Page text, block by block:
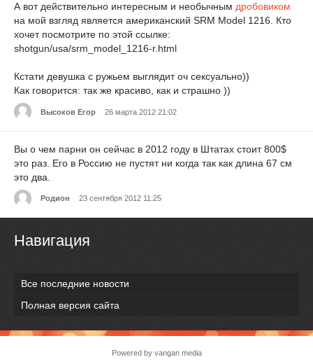
А вот действительно интересным и необычным дробовиком
на мой взгляд является американский SRM Model 1216. Кто
хочет посмотрите по этой ссылке:
shotgun/usa/srm_model_1216-r.html
Кстати девушка с ружьем выглядит оч сексуально))
Как говорится: так же красиво, как и страшно ))
Высоков Егор 26 марта 2012 21:02
Вы о чем парни он сейчас в 2012 году в Штатах стоит 800$
это раз. Его в Россию не пустят ни когда так как длина 67 см
это два.
Родион 23 сентября 2012 11:25
Навигация
Все последние новости
Полная версия сайта
Powered by vangan media